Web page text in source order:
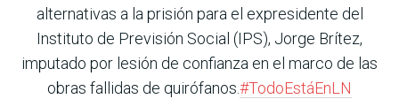
alternativas a la prisión para el expresidente del
Instituto de Previsión Social (IPS), Jorge Brítez,
imputado por lesión de confianza en el marco de las
obras fallidas de quirófanos.#TodoEstáEnLN